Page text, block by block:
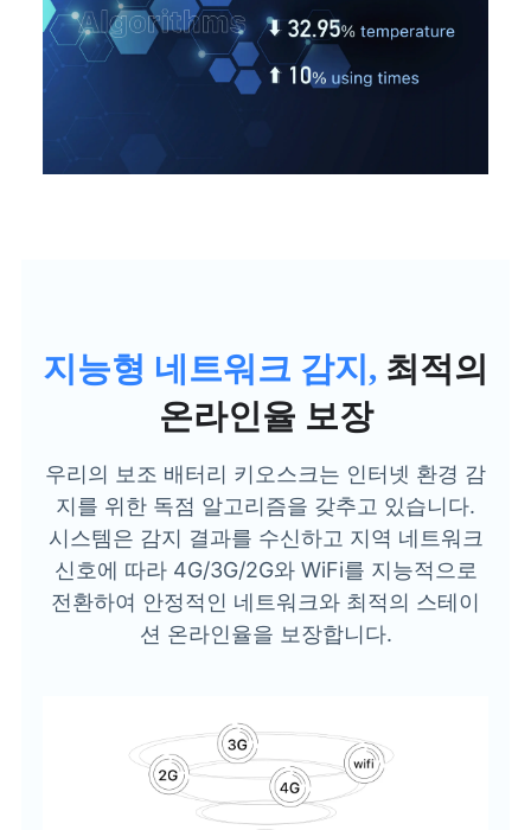
지능형 네트워크 감지, 최적의
온라인율 보장
우리의 보조 배터리 키오스크는 인터넷 환경 감
지를 위한 독점 알고리즘을 갖추고 있습니다.
시스템은 감지 결과를 수신하고 지역 네트워크
신호에 따라 4G/3G/2G와 WiFi를 지능적으로
전환하여 안정적인 네트워크와 최적의 스테이
션 온라인율을 보장합니다.